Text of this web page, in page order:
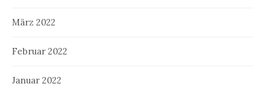
März 2022
Februar 2022
Januar 2022